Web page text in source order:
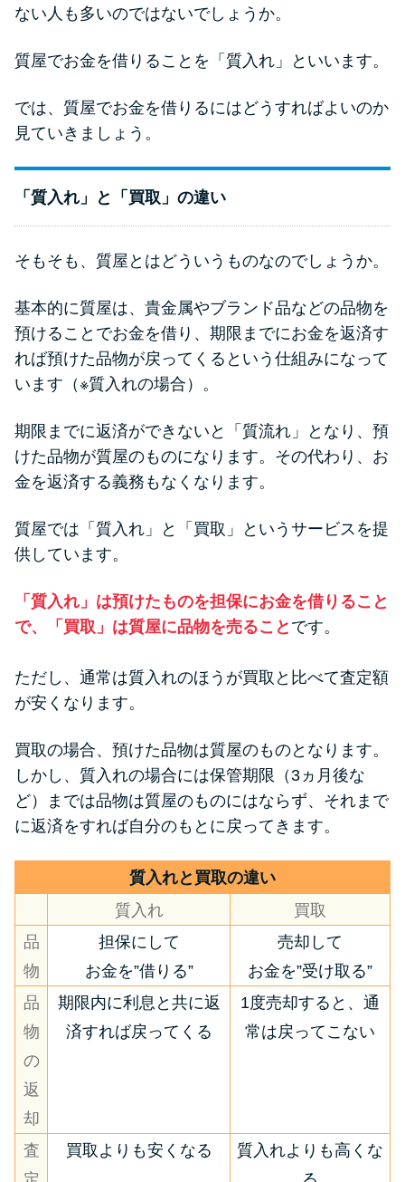
は？3つの判断基準と工面法
アコムはブラックでも審査に通
方法
アコムとレイクどっちがいい
の？ カードローンの選び方を徹
プロミスの返済方法を徹底解
説！ もっとも便利でお得な返済
方法はどれ？
年収が低い＆他社借入があると
落ちる？バンクイックの口コミ
を分析
みずほ銀行カードローンの問い
せ方法
ない人も多いのではないでしょうか。
質屋でお金を借りることを「質入れ」といいます。
では、質屋でお金を借りるにはどうすればよいのか
見ていきましょう。
「質入れ」と「買取」の違い
そもそも、質屋とはどういうものなのでしょうか。
基本的に質屋は、貴金属やブランド品などの品物を
預けることでお金を借り、期限までにお金を返済す
れば預けた品物が戻ってくるという仕組みになって
います（※質入れの場合）。
期限までに返済ができないと「質流れ」となり、預
けた品物が質屋のものになります。その代わり、お
金を返済する義務もなくなります。
質屋では「質入れ」と「買取」というサービスを提
供しています。
「質入れ」は預けたものを担保にお金を借りること
で、「買取」は質屋に品物を売ること です。
ただし、通常は質入れのほうが買取と比べて査定額
が安くなります。
買取の場合、預けた品物は質屋のものとなります。
しかし、質入れの場合には保管期限（3ヵ月後な
ど）までは品物は質屋のものにはならず、それまで
に返済をすれば自分のもとに戻ってきます。
質入れと買取の違い
質入れ
買取
品
物
担保にして
お金を”借りる”
売却して
お金を”受け取る”
品
物
の
返
却
期限内に利息と共に返
済すれば戻ってくる
1度売却すると、通
常は戻ってこない
査
買取よりも安くなる
質入れよりも高くな